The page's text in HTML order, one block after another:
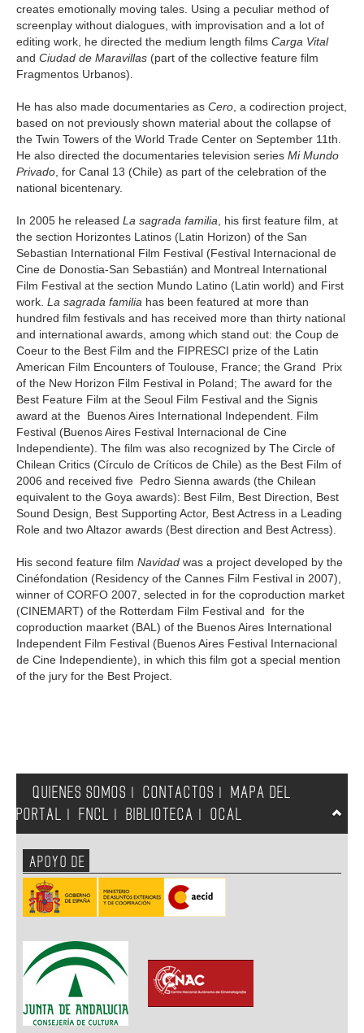
creates emotionally moving tales. Using a peculiar method of
screenplay without dialogues, with improvisation and a lot of
editing work, he directed the medium length films Carga Vital
and Ciudad de Maravillas (part of the collective feature film
Fragmentos Urbanos).
He has also made documentaries as Cero , a codirection project,
based on not previously shown material about the collapse of
the Twin Towers of the World Trade Center on September 11th.
He also directed the documentaries television series Mi Mundo
Privado , for Canal 13 (Chile) as part of the celebration of the
national bicentenary.
In 2005 he released La sagrada familia , his first feature film, at
the section Horizontes Latinos (Latin Horizon) of the San
Sebastian International Film Festival (Festival Internacional de
Cine de Donostia-San Sebastián) and Montreal International
Film Festival at the section Mundo Latino (Latin world) and First
work. La sagrada familia has been featured at more than
hundred film festivals and has received more than thirty national
and international awards, among which stand out: the Coup de
Coeur to the Best Film and the FIPRESCI prize of the Latin
American Film Encounters of Toulouse, France; the Grand Prix
of the New Horizon Film Festival in Poland; The award for the
Best Feature Film at the Seoul Film Festival and the Signis
award at the Buenos Aires International Independent. Film
Festival (Buenos Aires Festival Internacional de Cine
Independiente). The film was also recognized by The Circle of
Chilean Critics (Círculo de Críticos de Chile) as the Best Film of
2006 and received five Pedro Sienna awards (the Chilean
equivalent to the Goya awards): Best Film, Best Direction, Best
Sound Design, Best Supporting Actor, Best Actress in a Leading
Role and two Altazor awards (Best direction and Best Actress).
His second feature film Navidad was a project developed by the
Cinéfondation (Residency of the Cannes Film Festival in 2007),
winner of CORFO 2007, selected in for the coproduction market
(CINEMART) of the Rotterdam Film Festival and for the
coproduction maarket (BAL) of the Buenos Aires International
Independent Film Festival (Buenos Aires Festival Internacional
de Cine Independiente), in which this film got a special mention
of the jury for the Best Project.
QUIENES SOMOS CONTACTOS
MAPA DEL
PORTAL
FNCL BIBLIOTECA OCAL
APOYO DE